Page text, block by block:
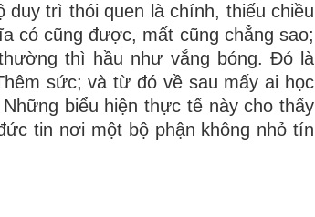
trì thói quen là chính, thiếu chiều
có cũng được, mất cũng chẳng sao;
thì hầu như vắng bóng. Đó là
sức; và từ đó về sau mấy ai học
biểu hiện thực tế này cho thấy
tin nơi một bộ phận không nhỏ tín